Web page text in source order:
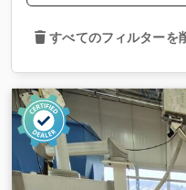
すべてのフィルターを